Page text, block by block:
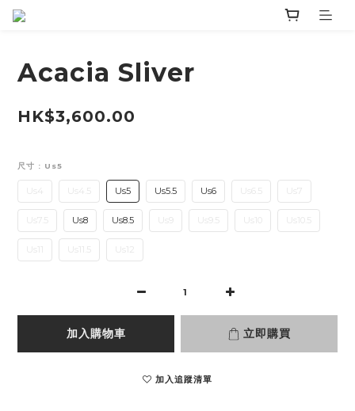
Acacia Sliver
HK$3,600.00
尺寸 : Us5
Us4 Us4.5 Us5 Us5.5 Us6 Us6.5 Us7
Us7.5 Us8 Us8.5 Us9.5 Us10 Us10.5
Us11 Us11.5 Us12
加入購物車 立即購買
加入追蹤清單